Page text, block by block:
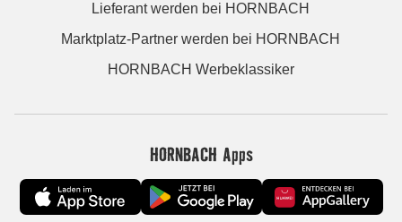
Lieferant werden bei HORNBACH
Marktplatz-Partner werden bei HORNBACH
HORNBACH Werbeklassiker
HORNBACH Apps